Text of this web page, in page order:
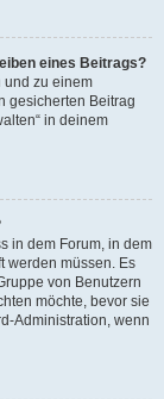
eines Beitrags?
und zu einem
gesicherten Beitrag
in deinem
in dem Forum, in dem
werden müssen. Es
von Benutzern
möchte, bevor sie
Administration, wenn